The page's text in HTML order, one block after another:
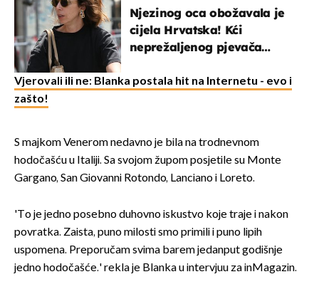
Njezinog oca obožavala je
cijela Hrvatska! Kći
neprežaljenog pjevača
kotača
Vjerovali ili ne: Blanka postala hit na Internetu - evo i
zašto!
S majkom Venerom nedavno je bila na trodnevnom
hodočašću u Italiji. Sa svojom župom posjetile su Monte
Gargano, San Giovanni Rotondo, Lanciano i Loreto.
'To je jedno posebno duhovno iskustvo koje traje i nakon
povratka. Zaista, puno milosti smo primili i puno lipih
uspomena. Preporučam svima barem jedanput godišnje
jedno hodočašće.' rekla je Blanka u intervjuu za inMagazin.